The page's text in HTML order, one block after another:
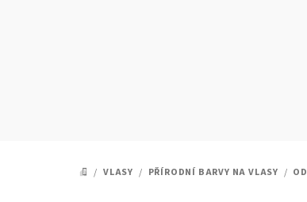
DOMŮ
/ VLASY / PŘÍRODNÍ BARVY NA VLASY /